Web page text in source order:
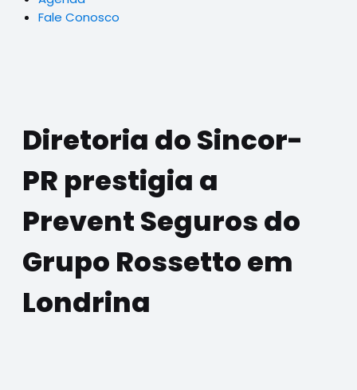
Fale Conosco
Diretoria do Sincor-
PR prestigia a
Prevent Seguros do
Grupo Rossetto em
Londrina